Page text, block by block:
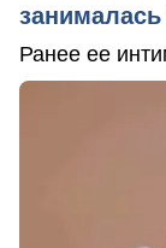
Ранее ее